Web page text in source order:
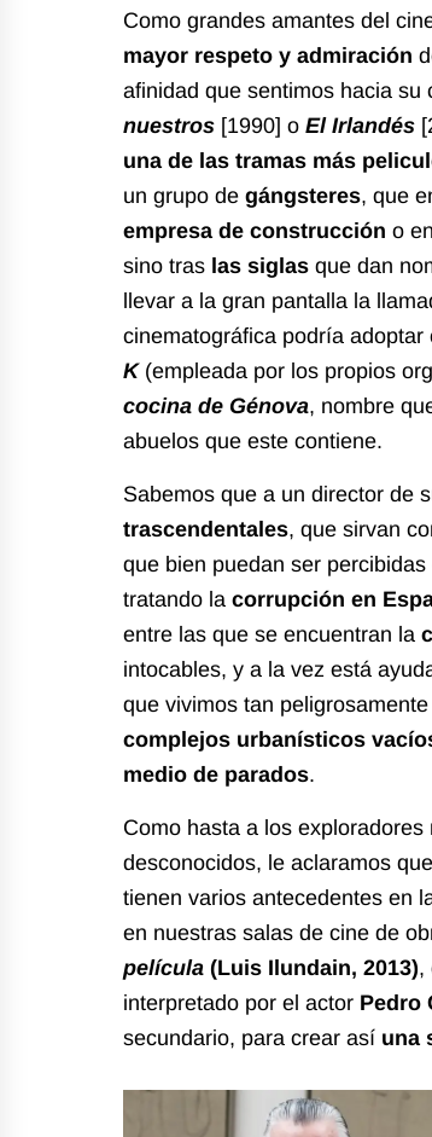
Como grandes amantes del
mayor respeto y admiración
afinidad que sentimos hacia
nuestros [1990] o El Irlandés
una de las tramas más
un grupo de gángsteres, que
empresa de construcción o
sino tras las siglas que dan
llevar a la gran pantalla la
cinematográfica podría
K (empleada por los propios
cocina de Génova, nombre
abuelos que este contiene.
Sabemos que a un director de
trascendentales, que sirvan
que bien puedan ser percibidas
tratando la corrupción en
entre las que se encuentran la
intocables, y a la vez está
que vivimos tan
complejos urbanísticos
medio de parados.
Como hasta a los
desconocidos, le aclaramos
tienen varios antecedentes en
en nuestras salas de cine de
película (Luis Ilundain, 2013),
interpretado por el actor Pedro
secundario, para crear así una